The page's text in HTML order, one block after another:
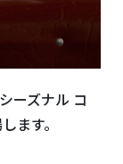
ーズナル コ
ます。